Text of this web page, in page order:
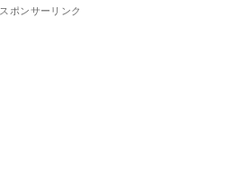
スポンサーリンク